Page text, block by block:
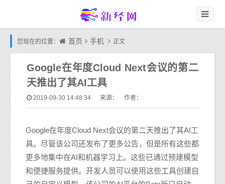
您现在的位置： 首页 手机 正文
Google在年度Cloud Next会议的第二
天推出了其AI工具
2019-09-30 14:48:34 来源： 作者：
Google在年度Cloud Next会议的第二天推出了其AI工
具。尽管该公司还发布了更多公告，但是所有这些都
更多地集中在AI和机器学习上。这些已通过预建模型
和便捷服务提供。开发人员可以使用这些工具创建自